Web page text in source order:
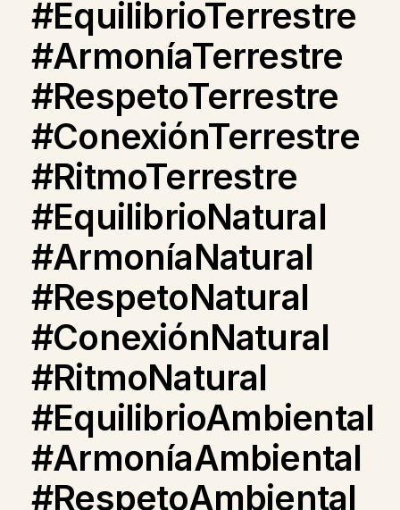
#EquilibrioTerrestre
#ArmoníaTerrestre
#RespetoTerrestre
#ConexiónTerrestre
#RitmoTerrestre
#EquilibrioNatural
#ArmoníaNatural
#RespetoNatural
#ConexiónNatural
#RitmoNatural
#EquilibrioAmbiental
#ArmoníaAmbiental
#RespetoAmbiental